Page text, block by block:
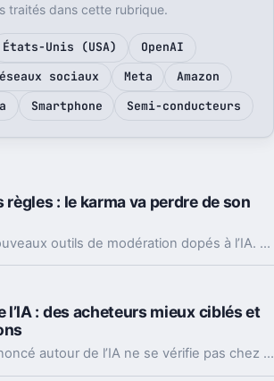
traités dans cette rubrique.
États-Unis (USA)
OpenAI
sociaux Meta
Amazon
Smartphone Semi-conducteurs
règles : le karma va perdre de son
Reddit déploie de nouveaux outils de modération dopés à l’IA. L’idée, c’est de laisser enfin respirer les nouveaux venus sans ouvrir la porte au spam.
: des acheteurs mieux ciblés et
Le marchandage annoncé autour de l’IA ne se vérifie pas chez Shopify. La plateforme dit voir tripler le trafic et les commandes venus des assistants.